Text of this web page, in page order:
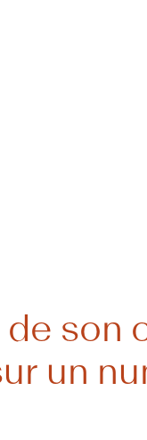
son
un